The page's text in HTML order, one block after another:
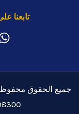
تابعنا
-